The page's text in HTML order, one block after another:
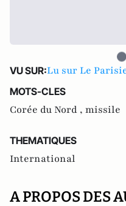
VU SUR:Lu sur Le
MOTS-CLES
Corée du Nord , missile
THEMATIQUES
International
A PROPOS DES